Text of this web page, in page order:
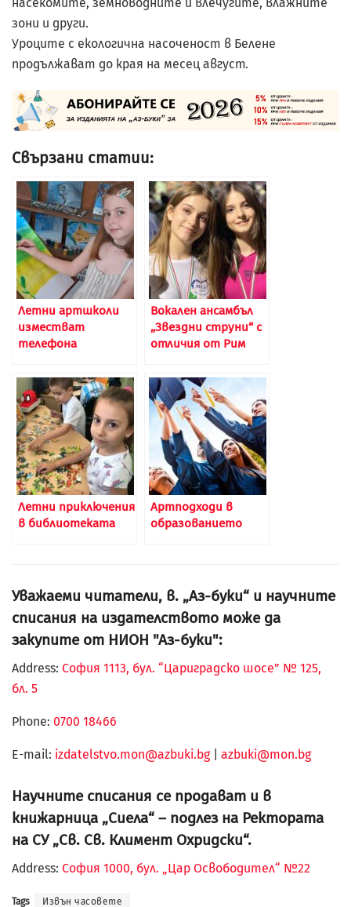
зони и други.
Уроците с екологична насоченост в Белене
продължават до края на месец август.
Свързани статии:
Летни артшколи
изместват
телефона
Вокален ансамбъл
„Звездни струни“ с
отличия от Рим
Летни приключения
в библиотеката
Артподходи в
образованието
Уважаеми читатели, в. „Аз-буки“ и научните
списания на издателството може да
закупите от НИОН "Аз-буки":
Address: София 1113, бул. “Цариградско шосе” № 125,
бл. 5
Phone: 0700 18466
Е-mail: izdatelstvo.mon@azbuki.bg| azbuki@mon.bg
Научните списания се продават и в
книжарница „Сиела“ – подлез на Ректората
на СУ „Св. Св. Климент Охридски“.
Address: София 1000, бул. „Цар Освободител“ №22
Tags Извън часовете